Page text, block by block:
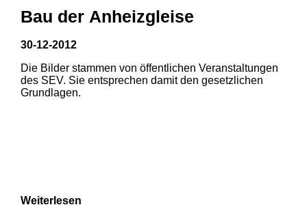
1 2
Bau der Anheizgleise
30-12-2012
Die Bilder stammen von öffentlichen Veranstaltungen
des SEV. Sie entsprechen damit den gesetzlichen
Grundlagen.
Weiterlesen